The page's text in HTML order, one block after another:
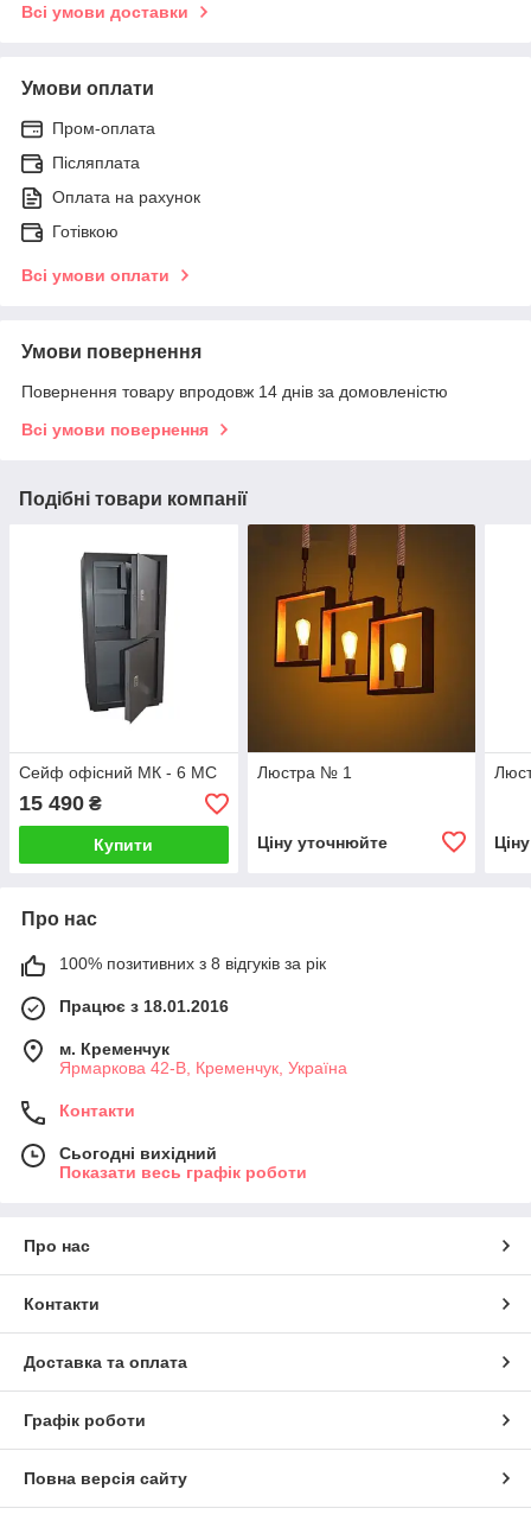
Всі умови доставки
Умови оплати
Пром-оплата
Післяплата
Оплата на рахунок
Готівкою
Всі умови оплати
Умови повернення
Повернення товару впродовж 14 днів за домовленістю
Всі умови повернення
Подібні товари компанії
Сейф офісний МК - 6 МС
15 490 ₴
Купити
Люстра № 1
Ціну уточнюйте
Про нас
100% позитивних з 8 відгуків за рік
Працює з 18.01.2016
м. Кременчук
Ярмаркова 42-В, Кременчук, Україна
Контакти
Сьогодні вихідний
Показати весь графік роботи
Про нас
Контакти
Доставка та оплата
Графік роботи
Повна версія сайту